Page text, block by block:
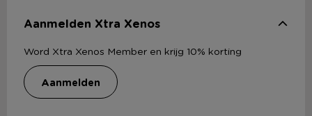
Aanmelden Xtra Xenos
Word Xtra Xenos Member en krijg 10% korting
aanmelden